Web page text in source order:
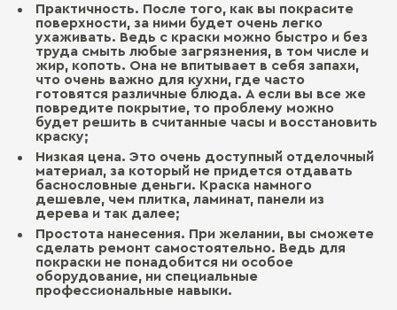
Практичность. После того, как вы покрасите
поверхности, за ними будет очень легко
ухаживать. Ведь с краски можно быстро и без
труда смыть любые загрязнения, в том числе и
жир, копоть. Она не впитывает в себя запахи,
что очень важно для кухни, где часто
готовятся различные блюда. А если вы все же
повредите покрытие, то проблему можно
будет решить в считанные часы и восстановить
краску;
Низкая цена. Это очень доступный отделочный
материал, за который не придется отдавать
баснословные деньги. Краска намного
дешевле, чем плитка, ламинат, панели из
дерева и так далее;
Простота нанесения. При желании, вы сможете
сделать ремонт самостоятельно. Ведь для
покраски не понадобится ни особое
оборудование, ни специальные
профессиональные навыки.